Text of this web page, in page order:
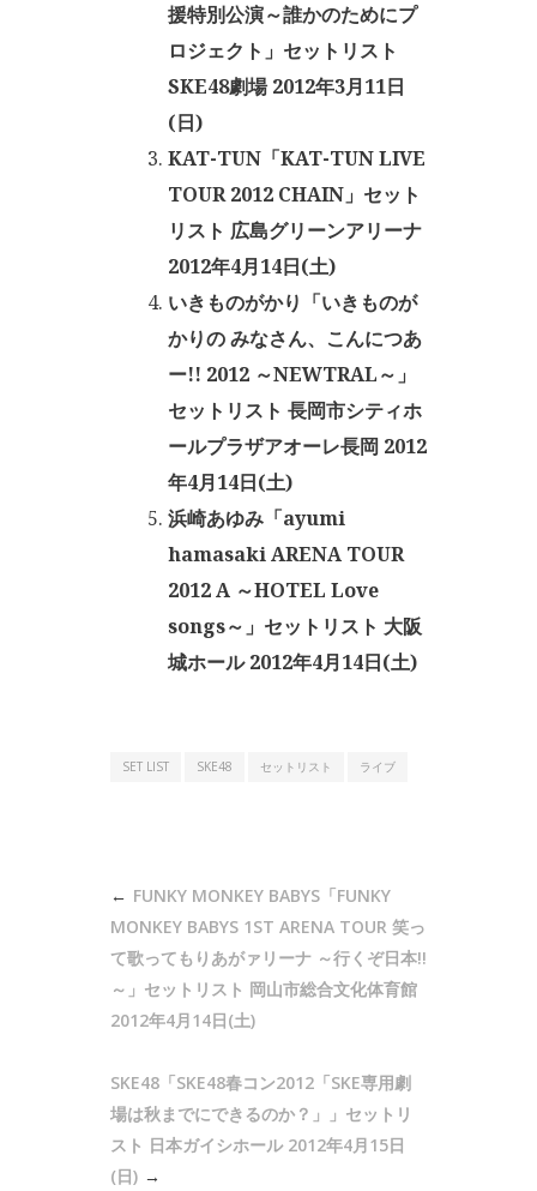
援特別公演～誰かのためにプ
ロジェクト」セットリスト
SKE48劇場 2012年3月11日
(日)
KAT-TUN「KAT-TUN LIVE
TOUR 2012 CHAIN」セット
リスト 広島グリーンアリーナ
2012年4月14日(土)
いきものがかり「いきものが
かりの みなさん、こんにつあ
ー!! 2012 ～NEWTRAL～」
セットリスト 長岡市シティホ
ールプラザアオーレ長岡 2012
年4月14日(土)
浜崎あゆみ「ayumi
hamasaki ARENA TOUR
2012 A ～HOTEL Love
songs～」セットリスト 大阪
城ホール 2012年4月14日(土)
SET LIST SKE48 セットリスト ライブ
FUNKY MONKEY BABYS「FUNKY
MONKEY BABYS 1ST ARENA TOUR 笑っ
て歌ってもりあがァリーナ ～行くぞ日本!!
～」セットリスト 岡山市総合文化体育館
2012年4月14日(土)
SKE48「SKE48春コン2012「SKE専用劇
場は秋までにできるのか？」」セットリ
スト 日本ガイシホール 2012年4月15日
(日)